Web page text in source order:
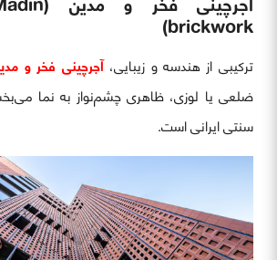
brickwork)
ترکیبی از هندسه و زیبایی،آجرچینی فخر و
ضلعی یا لوزی، ظاهری چشم‌نواز به نما
سنتی ایرانی است.